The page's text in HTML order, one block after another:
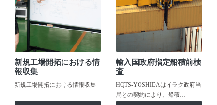
新規工場開拓における情
報収集
新規工場開拓における情報収集
輸入国政府指定船積前検
査
HQTS-YOSHIDAはイラク政府当
局との契約により、船積…